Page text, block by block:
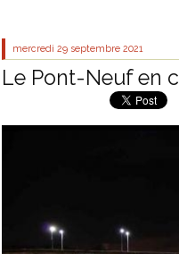
mercredi 29 septembre 2021
Le Pont-Neuf en